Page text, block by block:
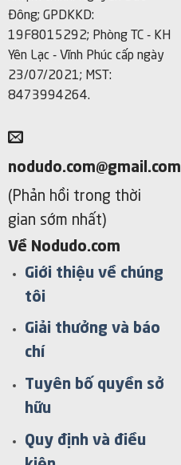
Đông; GPDKKD:
19F8015292; Phòng TC - KH
Yên Lạc - Vĩnh Phúc cấp ngày
23/07/2021; MST:
8473994264.
nodudo.com@gmail.com
(Phản hồi trong thời
gian sớm nhất)
Về Nodudo.com
Giới thiệu về chúng
tôi
Giải thưởng và báo
chí
Tuyên bố quyền sở
hữu
Quy định và điều